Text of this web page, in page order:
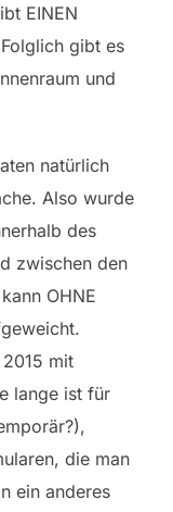
EINEN
gibt es
und
natürlich
Also wurde
des
zwischen den
OHNE
mit
lange ist für
die man
ein anderes